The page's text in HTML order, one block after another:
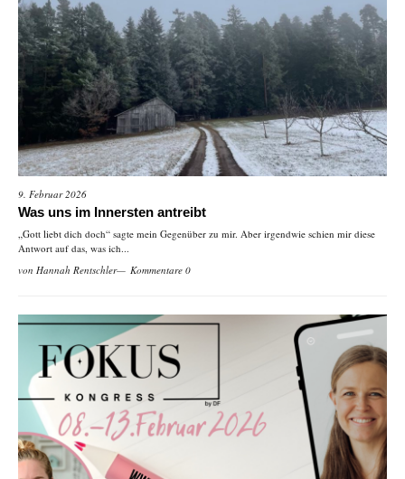
9. Februar 2026
Was uns im Innersten antreibt
„Gott liebt dich doch“ sagte mein Gegenüber zu mir. Aber irgendwie schien mir diese
Antwort auf das, was ich...
von Hannah Rentschler Kommentare 0